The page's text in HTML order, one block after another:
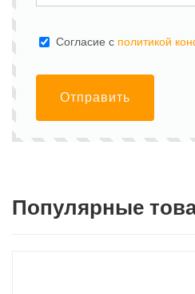
Cогласие с политикой
Отправить
Популярные